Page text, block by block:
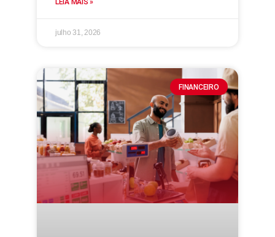
LEIA MAIS »
julho 31, 2026
FINANCEIRO